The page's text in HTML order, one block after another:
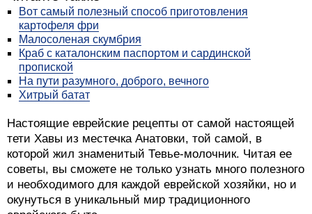
Вот самый полезный способ приготовления
картофеля фри
Малосоленая скумбрия
Краб с каталонским паспортом и сардинской
пропиской
На пути разумного, доброго, вечного
Хитрый батат
Настоящие еврейские рецепты от самой настоящей
тети Хавы из местечка Анатовки, той самой, в
которой жил знаменитый Тевье-молочник. Читая ее
советы, вы сможете не только узнать много полезного
и необходимого для каждой еврейской хозяйки, но и
окунуться в уникальный мир традиционного